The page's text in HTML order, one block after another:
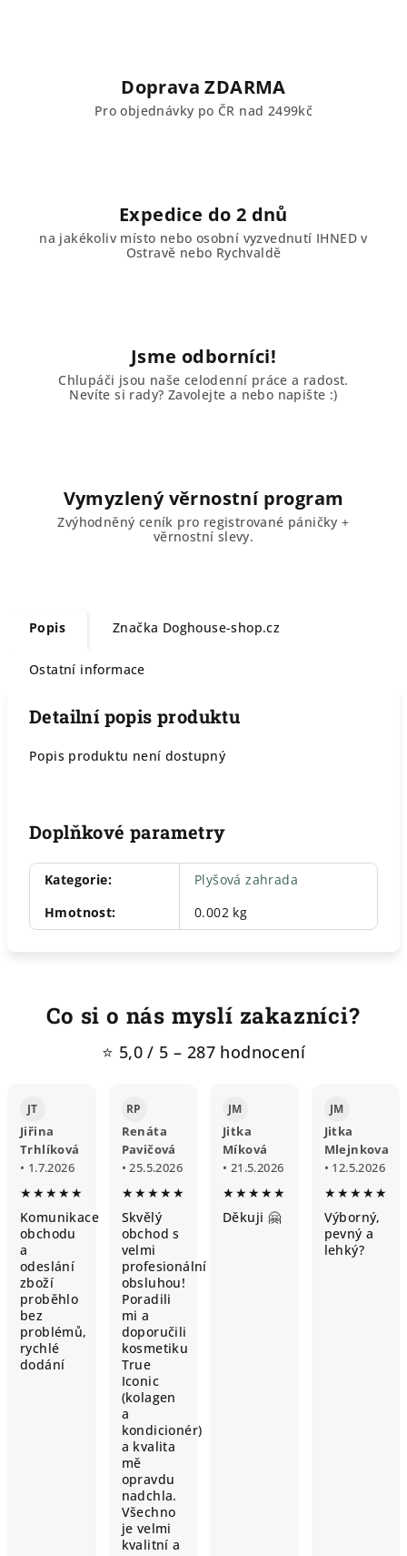
Doprava ZDARMA
Pro objednávky po ČR nad 2499kč
Expedice do 2 dnů
na jakékoliv místo nebo osobní vyzvednutí IHNED v
Ostravě nebo Rychvaldě
Jsme odborníci!
Chlupáči jsou naše celodenní práce a radost.
Nevíte si rady? Zavolejte a nebo napište :)
Vymyzlený věrnostní program
Zvýhodněný ceník pro registrované páničky +
věrnostní slevy.
Popis Značka Doghouse-shop.cz
Ostatní informace
Detailní popis produktu
Popis produktu není dostupný
Doplňkové parametry
Kategorie:
Plyšová zahrada
Hmotnost: 0.002 kg
Co si o nás myslí zakazníci?
⭐ 5,0 / 5 – 287 hodnocení
JT
Jiřina
Trhlíková
• 1.7.2026
★★★★★
Komunikace
obchodu
a
odeslání
zboží
proběhlo
bez
problémů,
rychlé
dodání
RP
Renáta
Pavičová
• 25.5.2026
★★★★★
Skvělý
obchod s
velmi
profesionální
obsluhou!
Poradili
mi a
doporučili
kosmetiku
True
Iconic
(kolagen
a
kondicionér)
a kvalita
mě
opravdu
nadchla.
Všechno
je velmi
kvalitní a
JM
Jitka
Míková
• 21.5.2026
★★★★★
Děkuji 🤗
JM
Jitka
Mlejnkova
• 12.5.2026
★★★★★
Výborný,
pevný a
lehký?